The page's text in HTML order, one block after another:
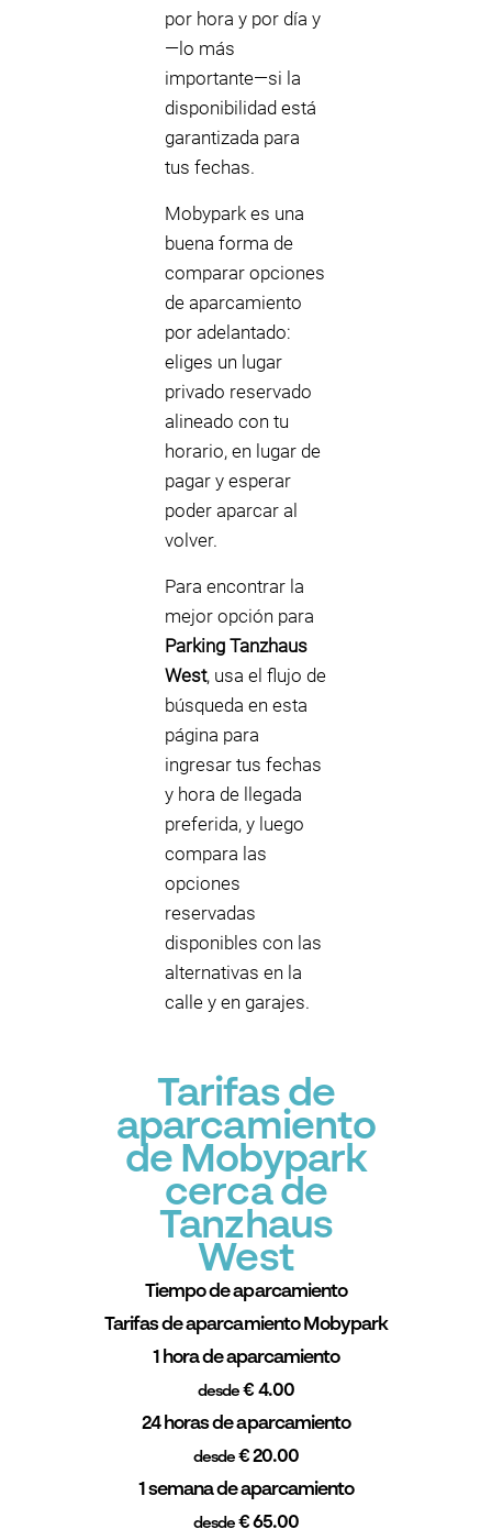
por hora y por día y
—lo más
importante—si la
disponibilidad está
garantizada para
tus fechas.
Mobypark es una
buena forma de
comparar opciones
de aparcamiento
por adelantado:
eliges un lugar
privado reservado
alineado con tu
horario, en lugar de
pagar y esperar
poder aparcar al
volver.
Para encontrar la
mejor opción para
Parking Tanzhaus
West, usa el flujo de
búsqueda en esta
página para
ingresar tus fechas
y hora de llegada
preferida, y luego
compara las
opciones
reservadas
disponibles con las
alternativas en la
calle y en garajes.
Tarifas de
aparcamiento
de Mobypark
cerca de
Tanzhaus
West
Tiempo de aparcamiento
Tarifas de aparcamiento Mobypark
1 hora de aparcamiento
desde € 4.00
24 horas de aparcamiento
desde€ 20.00
1 semana de aparcamiento
desde€ 65.00